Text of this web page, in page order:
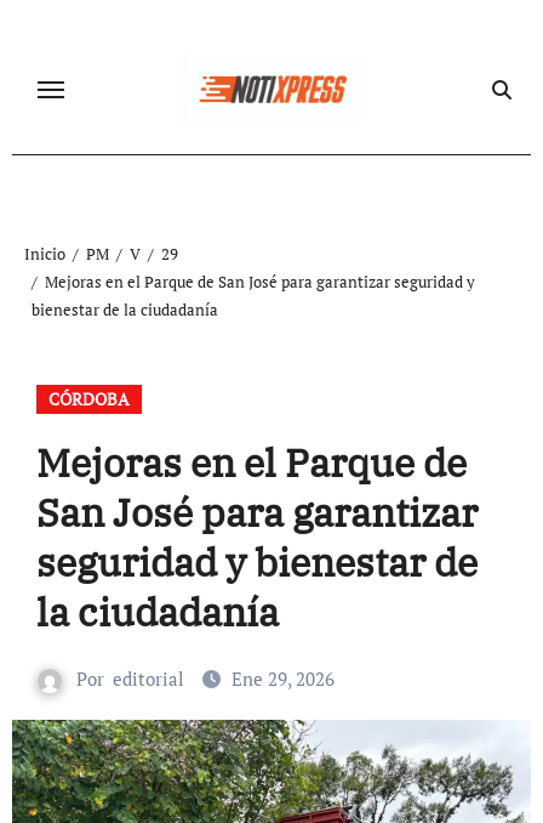
contenido
Inicio PM V
29
Mejoras en el Parque de San José para garantizar seguridad y
bienestar de la ciudadanía
CÓRDOBA
Mejoras en el Parque de
San José para garantizar
seguridad y bienestar de
la ciudadanía
Por editorial Ene 29, 2026